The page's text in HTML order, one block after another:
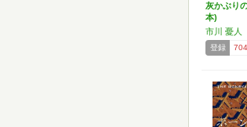
灰かぶり
本)
市川 憂人
登録 704